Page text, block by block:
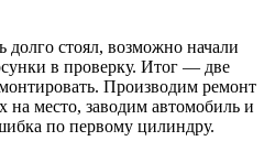
стоял, возможно начали
в проверку. Итог — две
Производим ремонт
на место, заводим автомобиль и
по первому цилиндру.